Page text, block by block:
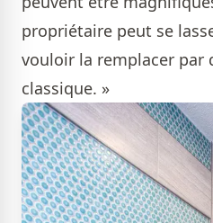
propriétaire peut se
vouloir la remplacer par
classique. »